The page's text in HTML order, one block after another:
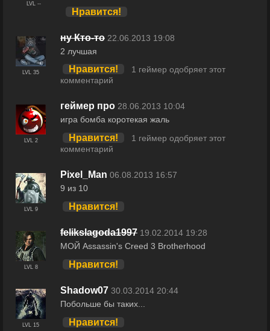
LVL --
Нравится!
LVL 35
ну Кто-то 22.06.2013 19:08
2 лучшая
Нравится!
1 геймер одобряет этот
комментарий
LVL 2
геймер про 28.06.2013 10:04
игра бомба коротекая жаль
Нравится!
1 геймер одобряет этот
комментарий
LVL 9
Pixel_Man 06.08.2013 16:57
9 из 10
Нравится!
LVL 8
felikslagoda1997 19.02.2014 19:28
МОЙ Assassin's Creed 3 Brotherhood
Нравится!
LVL 15
Shadow07 30.03.2014 20:44
Побольше бы таких...
Нравится!